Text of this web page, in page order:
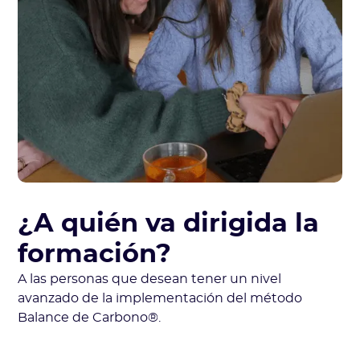
¿A quién va dirigida la
formación?
A las personas que desean tener un nivel
avanzado de la implementación del método
Balance de Carbono®.